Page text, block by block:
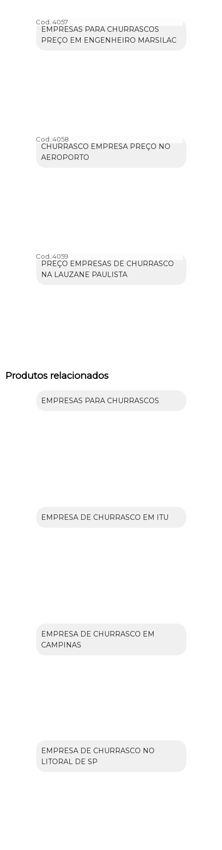
Cod.:4057
EMPRESAS PARA CHURRASCOS
PREÇO EM ENGENHEIRO MARSILAC
Cod.:4058
CHURRASCO EMPRESA PREÇO NO
AEROPORTO
Cod.:4059
PREÇO EMPRESAS DE CHURRASCO
NA LAUZANE PAULISTA
Produtos relacionados
EMPRESAS PARA CHURRASCOS
EMPRESA DE CHURRASCO EM ITU
EMPRESA DE CHURRASCO EM
CAMPINAS
EMPRESA DE CHURRASCO NO
LITORAL DE SP